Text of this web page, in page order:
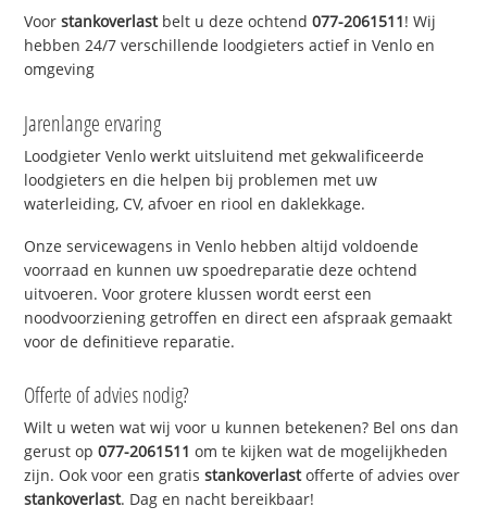
Voorstankoverlastbelt u deze ochtend077-2061511! Wij
hebben 24/7 verschillende loodgieters actief in Venlo en
omgeving
Jarenlange ervaring
Loodgieter Venlo werkt uitsluitend met gekwalificeerde
loodgieters en die helpen bij problemen met uw
waterleiding, CV, afvoer en riool en daklekkage.
Onze servicewagens in Venlo hebben altijd voldoende
voorraad en kunnen uw spoedreparatie deze ochtend
uitvoeren. Voor grotere klussen wordt eerst een
noodvoorziening getroffen en direct een afspraak gemaakt
voor de definitieve reparatie.
Offerte of advies nodig?
Wilt u weten wat wij voor u kunnen betekenen? Bel ons dan
gerust op077-2061511 om te kijken wat de mogelijkheden
zijn. Ook voor een gratisstankoverlastofferte of advies over
stankoverlast. Dag en nacht bereikbaar!